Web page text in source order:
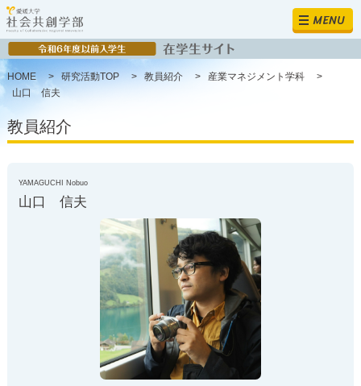
MENU
HOME > 研究活動TOP > 教員紹介 > 産業マネジメント学科
>
山口 信夫
教員紹介
YAMAGUCHI Nobuo
山口 信夫